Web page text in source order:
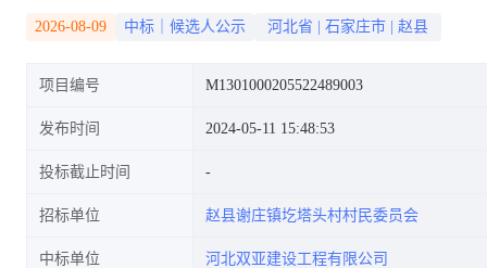
2026-08-09 中标｜候选人公示 河北省 石家庄市 赵县
项目编号 M1301000205522489003
发布时间 2024-05-11 15:48:53
投标截止时间
招标单位 赵县谢庄镇圪塔头村村民委员会
中标单位 河北双亚建设工程有限公司